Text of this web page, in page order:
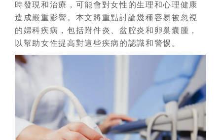
時發現和治療，可能會對女性的生理和心理健康
造成嚴重影響。本文將重點討論幾種容易被忽視
的婦科疾病，包括附件炎、盆腔炎和卵巢囊腫，
以幫助女性提高對這些疾病的認識和警惕。